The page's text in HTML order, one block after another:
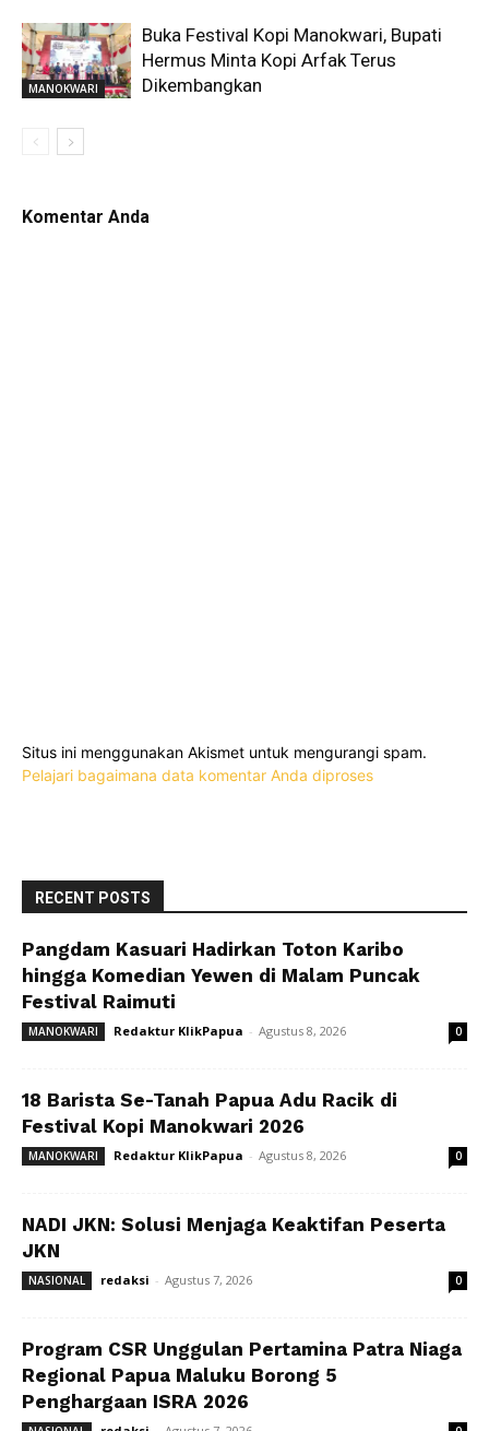
MANOKWARI
Buka Festival Kopi Manokwari, Bupati
Hermus Minta Kopi Arfak Terus
Dikembangkan
Komentar Anda
Situs ini menggunakan Akismet untuk mengurangi spam.
Pelajari bagaimana data komentar Anda diproses
RECENT POSTS
Pangdam Kasuari Hadirkan Toton Karibo
hingga Komedian Yewen di Malam Puncak
Festival Raimuti
MANOKWARI Redaktur KlikPapua - Agustus 8, 2026 0
18 Barista Se-Tanah Papua Adu Racik di
Festival Kopi Manokwari 2026
MANOKWARI Redaktur KlikPapua - Agustus 8, 2026 0
NADI JKN: Solusi Menjaga Keaktifan Peserta
JKN
NASIONAL redaksi - Agustus 7, 2026 0
Program CSR Unggulan Pertamina Patra Niaga
Regional Papua Maluku Borong 5
Penghargaan ISRA 2026